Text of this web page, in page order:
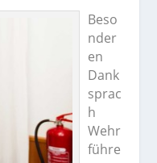
Beso
nder
en
Dank
sprac
h
Wehr
führe